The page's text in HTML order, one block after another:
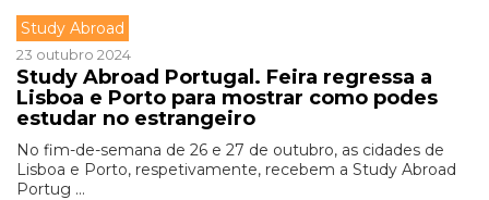
Study Abroad
23 outubro 2024
Study Abroad Portugal. Feira regressa a
Lisboa e Porto para mostrar como podes
estudar no estrangeiro
No fim-de-semana de 26 e 27 de outubro, as cidades de
Lisboa e Porto, respetivamente, recebem a Study Abroad
Portug ...